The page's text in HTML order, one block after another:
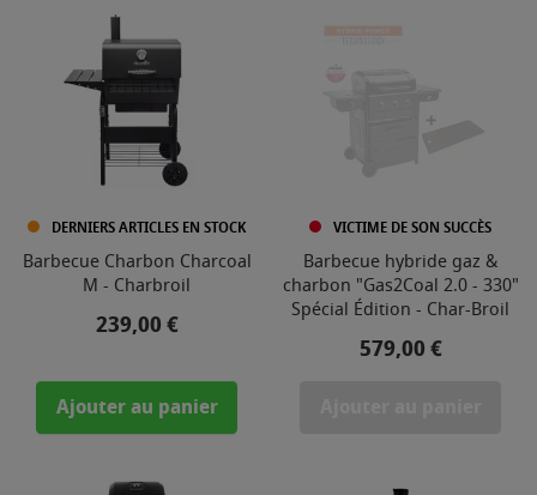
DERNIERS ARTICLES EN STOCK
Barbecue Charbon Charcoal
M - Charbroil
Prix
239,00 €
Ajouter au panier
VICTIME DE SON SUCCÈS
Barbecue hybride gaz &
charbon "Gas2Coal 2.0 - 330"
Spécial Édition - Char-Broil
Prix
579,00 €